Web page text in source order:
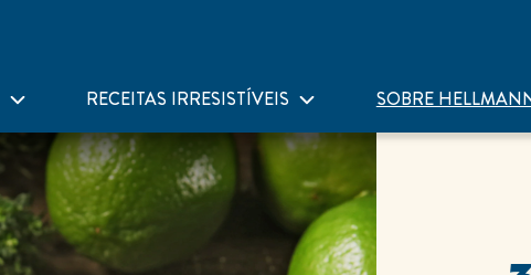
RECEITAS IRRESISTÍVEIS SOBRE